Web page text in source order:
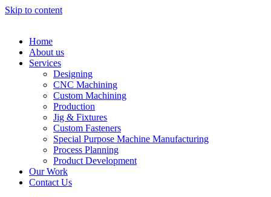
Skip to content
Home
About us
Services
Designing
CNC Machining
Custom Machining
Production
Jig & Fixtures
Custom Fasteners
Special Purpose Machine Manufacturing
Process Planning
Product Development
Our Work
Contact Us